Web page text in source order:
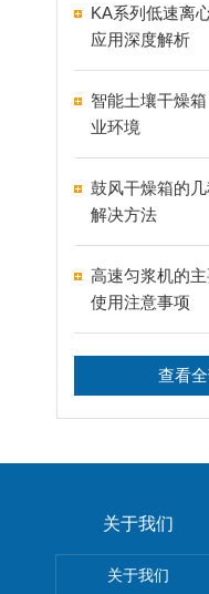
KA系列低速离
应用深度解析
智能土壤干燥
业环境
鼓风干燥箱的
解决方法
高速匀浆机的
使用注意事项
查看
关于我们
关于我们